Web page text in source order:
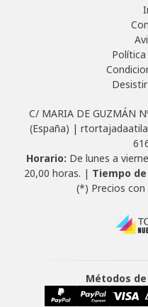
Política
C/ MARIA DE GUZMÁN
(España) |
Horario: De lunes a
20,00 horas. | Tiempo
(*) Precios
Métodos